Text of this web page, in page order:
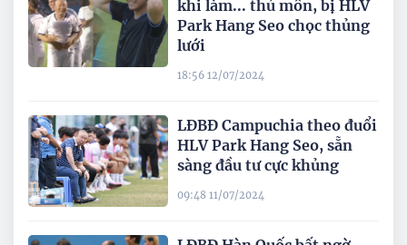
khi làm... thủ môn, bị HLV
Park Hang Seo chọc thủng
lưới
18:56 12/07/2024
LĐBĐ Campuchia theo đuổi
HLV Park Hang Seo, sẵn
sàng đầu tư cực khủng
09:48 11/07/2024